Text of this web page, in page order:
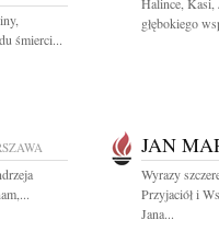
śmierci...
głębokiego
JAN
Wyrazy
Przyjaciół i
Jana...